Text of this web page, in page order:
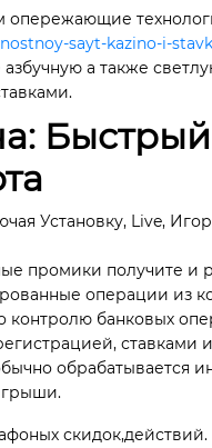
опережающие
sayt-kazino-i-
а также
Быстрый
Установку, Live,
промики получите
операции из
контролю банковых
обрабатывается
скидок,действий.